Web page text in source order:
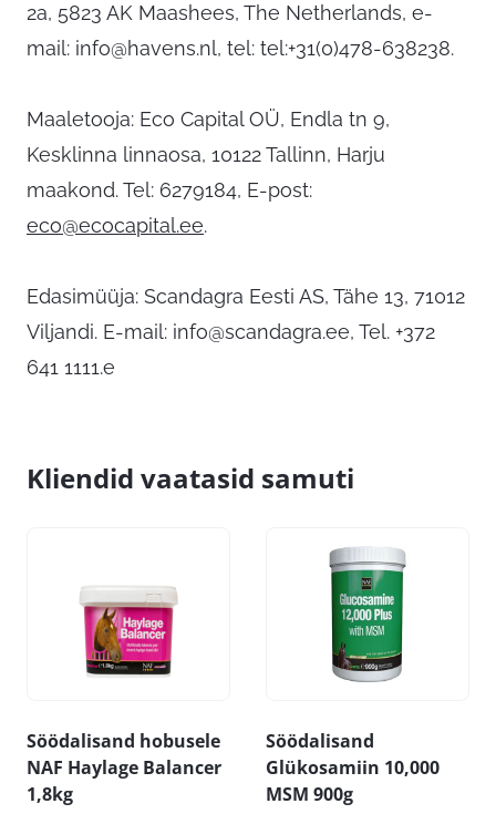
2a, 5823 AK Maashees, The Netherlands, e-
mail: info@havens.nl, tel: tel:+31(0)478-638238.
Maaletooja: Eco Capital OÜ, Endla tn 9,
Kesklinna linnaosa, 10122 Tallinn, Harju
maakond. Tel: 6279184, E-post:
eco@ecocapital.ee.
Edasimüüja: Scandagra Eesti AS, Tähe 13, 71012
Viljandi. E-mail: info@scandagra.ee, Tel. +372
641 1111.e
Kliendid vaatasid samuti
Söödalisand hobusele
NAF Haylage Balancer
1,8kg
Söödalisand
Glükosamiin 10,000
MSM 900g